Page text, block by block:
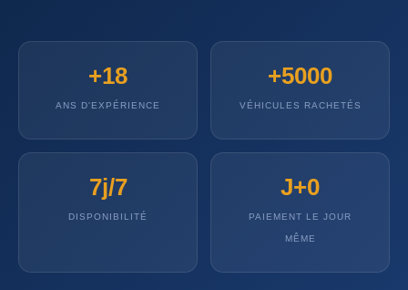
+18
ANS D'EXPÉRIENCE
+5000
VÉHICULES RACHETÉS
7j/7
DISPONIBILITÉ
J+0
PAIEMENT LE JOUR
MÊME